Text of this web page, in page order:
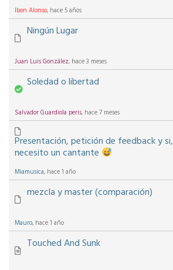
Ibon Alonso, hace 5 años
Ningún Lugar
Juan Luis González, hace 3 meses
Soledad o libertad
Salvador Guardiola peris, hace 7 meses
Presentación, petición de feedback y si,
necesito un cantante
Miamusica, hace 1 año
mezcla y master (comparación)
Mauro, hace 1 año
Touched And Sunk